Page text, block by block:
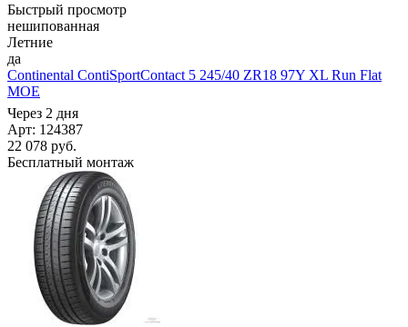
Быстрый просмотр
нешипованная
Летние
да
Continental ContiSportContact 5 245/40 ZR18 97Y XL Run Flat
MOE
Через 2 дня
Арт: 124387
22 078 руб.
Бесплатный монтаж